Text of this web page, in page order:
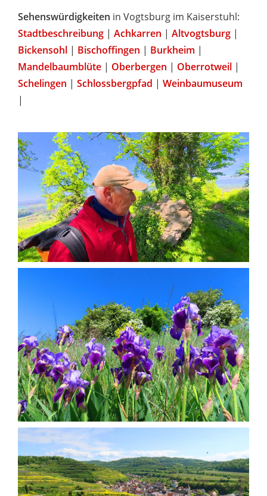
Sehenswürdigkeiten in Vogtsburg im Kaiserstuhl:
Stadtbeschreibung | Achkarren | Altvogtsburg |
Bickensohl | Bischoffingen | Burkheim |
Mandelbaumblüte | Oberbergen | Oberrotweil |
Schelingen | Schlossbergpfad | Weinbaumuseum
|